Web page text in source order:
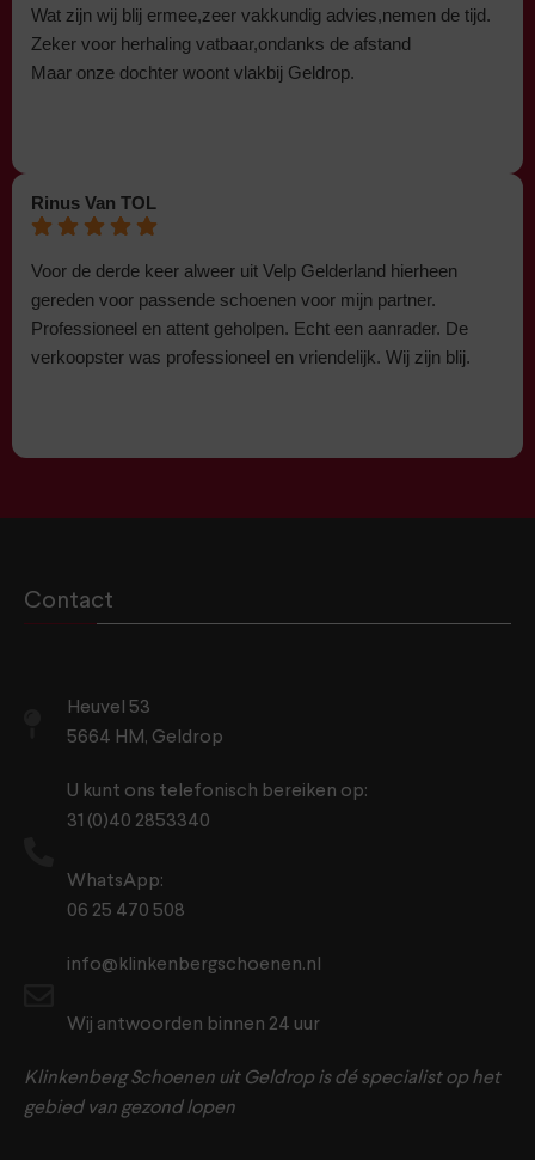
Wat zijn wij blij ermee,zeer vakkundig advies,nemen de tijd.
Zeker voor herhaling vatbaar,ondanks de afstand
Maar onze dochter woont vlakbij Geldrop.
Rinus Van TOL
Voor de derde keer alweer uit Velp Gelderland hierheen
gereden voor passende schoenen voor mijn partner.
Professioneel en attent geholpen. Echt een aanrader. De
verkoopster was professioneel en vriendelijk. Wij zijn blij.
Contact
Heuvel 53
5664 HM, Geldrop
U kunt ons telefonisch bereiken op:
31 (0)40 2853340
WhatsApp:
06 25 470 508
info@klinkenbergschoenen.nl
Wij antwoorden binnen 24 uur
Klinkenberg Schoenen uit Geldrop is dé specialist op het
gebied van gezond lopen